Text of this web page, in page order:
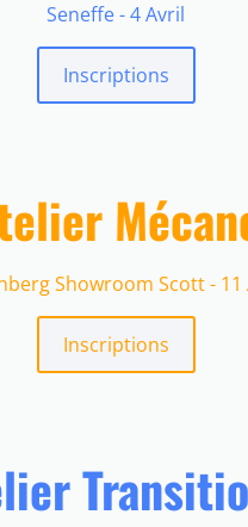
Seneffe - 4 Avril
Inscriptions
Showroom Scott - 11
Inscriptions